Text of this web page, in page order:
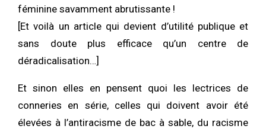
féminine savamment abrutissante !
[Et voilà un article qui devient d’utilité publique et
sans doute plus efficace qu’un centre de
déradicalisation…]
Et sinon elles en pensent quoi les lectrices de
conneries en série, celles qui doivent avoir été
élevées à l’antiracisme de bac à sable, du racisme